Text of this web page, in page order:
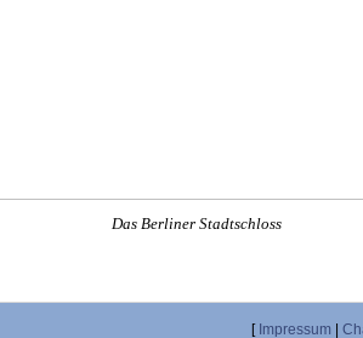
Das Berliner Stadtschloss
[ Impressum